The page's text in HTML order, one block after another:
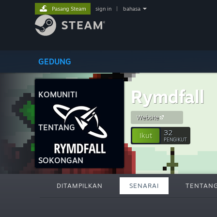
GEDUNG
KOMUNITI
TENTANG
SOKONGAN
Pasang Steam sign in bahasa
Rymdfall
Website
Ikut 32
PENGIKUT
DITAMPILKAN SENARAI